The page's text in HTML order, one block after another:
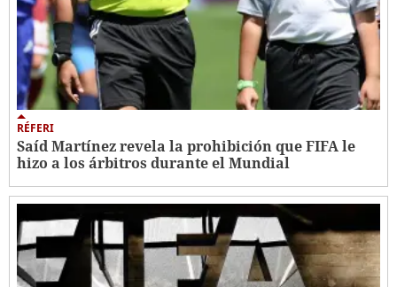
RÉFERI
Saíd Martínez revela la prohibición que FIFA le
hizo a los árbitros durante el Mundial